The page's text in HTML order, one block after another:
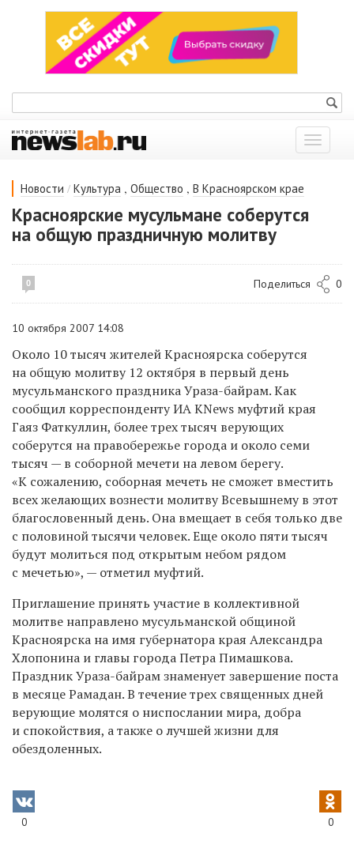
Показать
меню
Новости / Культура , Общество , В Красноярском крае
Красноярские мусульмане соберутся
на общую праздничную молитву
0 Поделиться 0
10 октября 2007 14:08
Около 10 тысяч жителей Красноярска соберутся
на общую молитву 12 октября в первый день
мусульманского праздника Ураза-байрам. Как
сообщил корреспонденту ИА KNews муфтий края
Гаяз Фаткуллин, более трех тысяч верующих
соберутся на правобережье города и около семи
тысяч — в соборной мечети на левом берегу.
«К сожалению, соборная мечеть не сможет вместить
всех желающих вознести молитву Всевышнему в этот
благословенный день. Она вмещает в себя только две
с половиной тысячи человек. Еще около пяти тысяч
будут молиться под открытым небом рядом
с мечетью», — отметил муфтий.
Приглашение принять участие в коллективной
молитве направлено мусульманской общиной
Красноярска на имя губернатора края Александра
Хлопонина и главы города Петра Пимашкова.
Праздник Ураза-байрам знаменует завершение поста
в месяце Рамадан. В течение трех священных дней
верующие молятся о ниспослании мира, добра
и спокойствия, а также о лучшей жизни для
обездоленных.
0 0